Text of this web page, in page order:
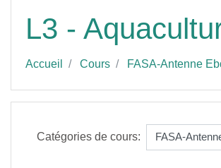
L3 -
Accueil Cours FASA-Antenne
Catégories de cours: